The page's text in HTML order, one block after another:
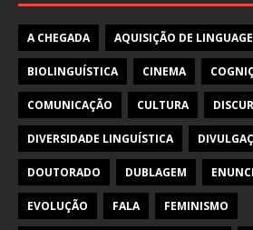
A CHEGADA AQUISIÇÃO DE
BIOLINGUÍSTICA CINEMA
COMUNICAÇÃO CULTURA
DIVERSIDADE LINGUÍSTICA
DOUTORADO DUBLAGEM
EVOLUÇÃO FALA FEMINISMO